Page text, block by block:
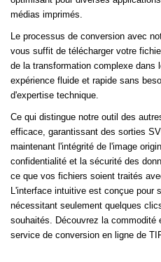
médias imprimés.
Le processus de conversion avec
vous suffit de télécharger votre
de la transformation complexe dans
expérience fluide et rapide sans
d'expertise technique.
Ce qui distingue notre outil des
efficace, garantissant des sorties
maintenant l'intégrité de l'image
confidentialité et la sécurité des
ce que vos fichiers soient traités
L'interface intuitive est conçue pour
nécessitant seulement quelques
souhaités. Découvrez la commodité
service de conversion en ligne de